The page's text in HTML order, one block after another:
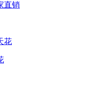
直销